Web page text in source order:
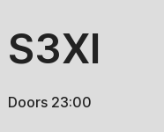
S3XI
Doors 23:00